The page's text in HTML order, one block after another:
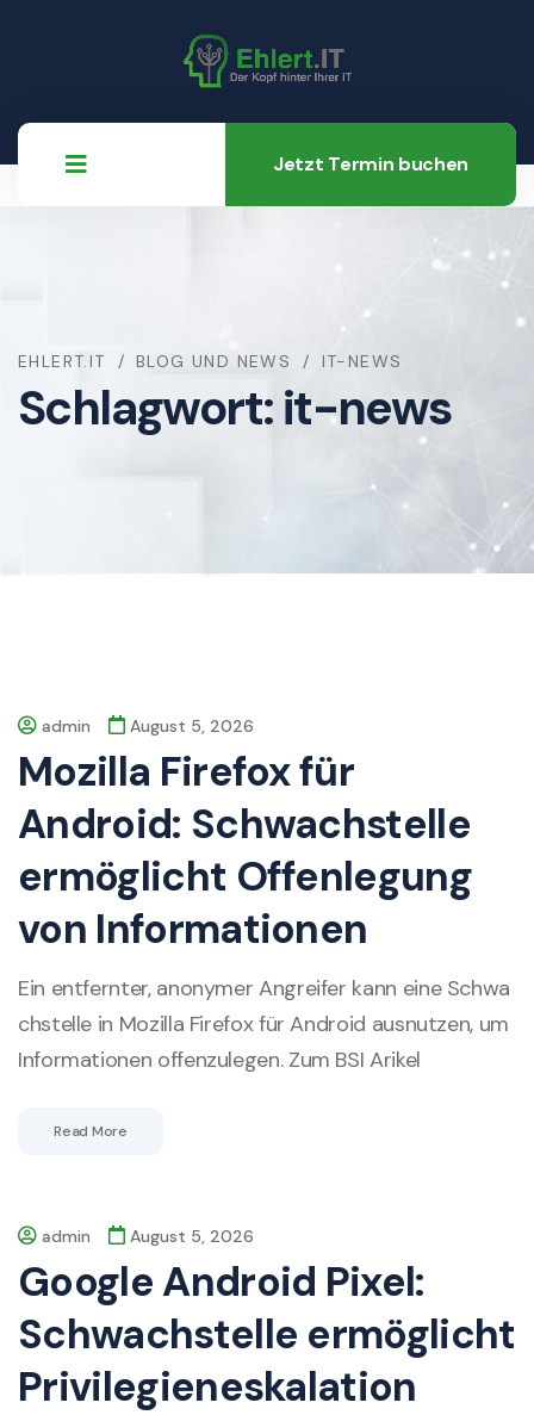
Jetzt Termin buchen
EHLERT.IT BLOG UND NEWS IT-NEWS
Schlagwort:it-news
admin August 5, 2026
Mozilla Firefox für
Android: Schwachstelle
ermöglicht Offenlegung
von Informationen
Ein entfernter, anonymer Angreifer kann eine Schwa
chstelle in Mozilla Firefox für Android ausnutzen, um
Informationen offenzulegen. Zum BSI Arikel
Read More
admin August 5, 2026
Google Android Pixel:
Schwachstelle ermöglicht
Privilegieneskalation